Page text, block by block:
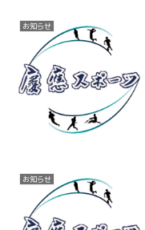
お知らせ
お知らせ